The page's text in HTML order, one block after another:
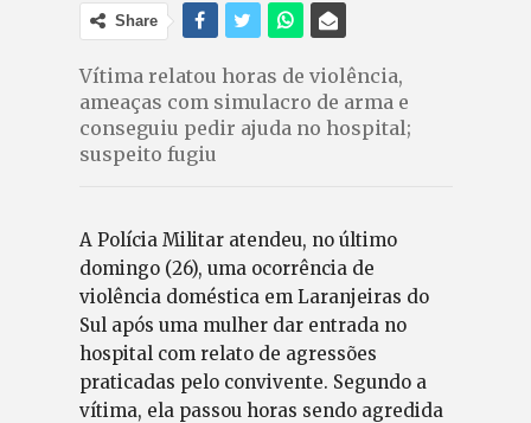
Share
Vítima relatou horas de violência,
ameaças com simulacro de arma e
conseguiu pedir ajuda no hospital;
suspeito fugiu
A Polícia Militar atendeu, no último
domingo (26), uma ocorrência de
violência doméstica em Laranjeiras do
Sul após uma mulher dar entrada no
hospital com relato de agressões
praticadas pelo convivente. Segundo a
vítima, ela passou horas sendo agredida